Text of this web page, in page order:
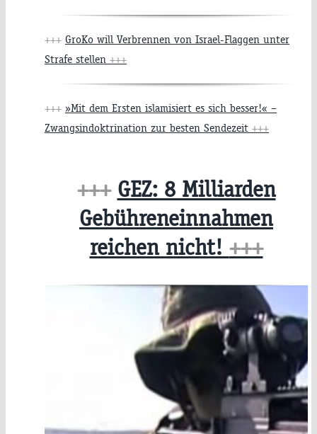
+++ GroKo will Verbrennen von Israel-Flaggen unter
Strafe stellen +++
+++ »Mit dem Ersten islamisiert es sich besser!« –
Zwangsindoktrination zur besten Sendezeit +++
+++ GEZ: 8 Milliarden
Gebühreneinnahmen
reichen nicht! +++